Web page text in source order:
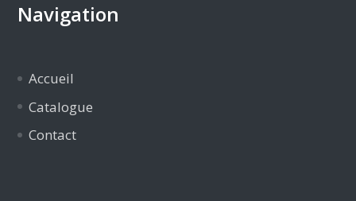
Navigation
Accueil
Catalogue
Contact